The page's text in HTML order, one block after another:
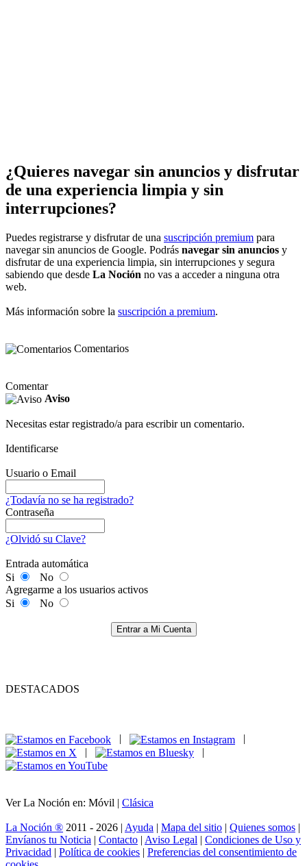
¿Quieres navegar sin anuncios y disfrutar
de una experiencia limpia y sin
interrupciones?
Puedes registrarse y disfrutar de una suscripción premium para
navegar sin anuncios de Google. Podrás navegar sin anuncios y
disfrutar de una experiencia limpia, sin interrupciones y segura
sabiendo que desde La Noción no vas a acceder a ninguna otra
web.
Más información sobre la suscripción a premium.
Comentarios
Comentar
Aviso
Necesitas estar registrado/a para escribir un comentario.
Identificarse
Usuario o Email
¿Todavía no se ha registrado?
Contraseña
¿Olvidó su Clave?
Entrada automática
Si
No
Agregarme a los usuarios activos
Si
No
Entrar a Mi Cuenta
DESTACADOS
|
|
Ver La Noción en: Móvil | Clásica
La Noción ® 2011 - 2026 | Ayuda | Mapa del sitio | Quienes somos |
Envíanos tu Noticia | Contacto | Aviso Legal | Condiciones de Uso y
Privacidad | Política de cookies | Preferencias del consentimiento de